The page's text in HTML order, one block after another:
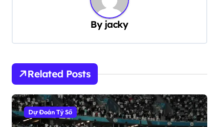
ớ
g
b
à
i
By jacky
Related Posts
Dự Đoán Tỷ Số